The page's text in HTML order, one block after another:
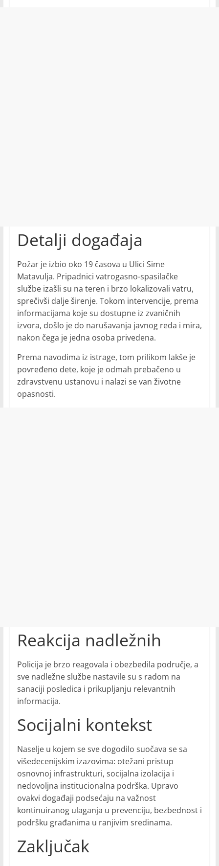
Detalji događaja
Požar je izbio oko 19 časova u Ulici Sime
Matavulja. Pripadnici vatrogasno-spasilačke
službe izašli su na teren i brzo lokalizovali vatru,
sprečivši dalje širenje. Tokom intervencije, prema
informacijama koje su dostupne iz zvaničnih
izvora, došlo je do narušavanja javnog reda i mira,
nakon čega je jedna osoba privedena.
Prema navodima iz istrage, tom prilikom lakše je
povređeno dete, koje je odmah prebačeno u
zdravstvenu ustanovu i nalazi se van životne
opasnosti.
Reakcija nadležnih
Policija je brzo reagovala i obezbedila područje, a
sve nadležne službe nastavile su s radom na
sanaciji posledica i prikupljanju relevantnih
informacija.
Socijalni kontekst
Naselje u kojem se sve dogodilo suočava se sa
višedecenijskim izazovima: otežani pristup
osnovnoj infrastrukturi, socijalna izolacija i
nedovoljna institucionalna podrška. Upravo
ovakvi događaji podsećaju na važnost
kontinuiranog ulaganja u prevenciju, bezbednost i
podršku građanima u ranjivim sredinama.
Zaključak